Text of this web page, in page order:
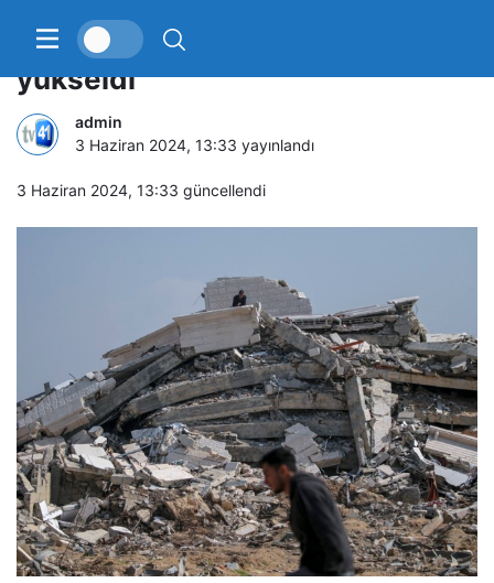
Gazze’de can kaybı 36 bin 479’a
yükseldi
admin
3 Haziran 2024, 13:33 yayınlandı
3 Haziran 2024, 13:33 güncellendi